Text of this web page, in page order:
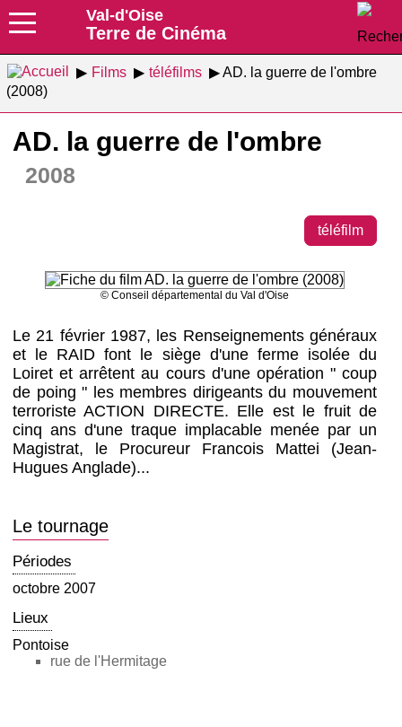
Val-d'Oise
Terre de Cinéma
Films téléfilms
AD. la guerre de l'ombre
(2008)
AD. la guerre de l'ombre
2008
téléfilm
© Conseil départemental du Val d'Oise
Le 21 février 1987, les Renseignements généraux
et le RAID font le siège d'une ferme isolée du
Loiret et arrêtent au cours d'une opération " coup
de poing " les membres dirigeants du mouvement
terroriste ACTION DIRECTE. Elle est le fruit de
cinq ans d'une traque implacable menée par un
Magistrat, le Procureur Francois Mattei (Jean-
Hugues Anglade)...
Le tournage
Périodes
octobre 2007
Lieux
Pontoise
rue de l'Hermitage